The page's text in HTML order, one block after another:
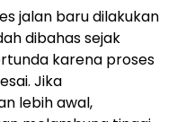
jalan baru dilakukan
dibahas sejak
karena proses
Jika
lebih awal,